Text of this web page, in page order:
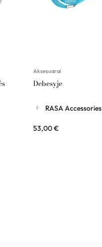
Aksesuarai
Debesyje
RASA Accessories
53,00€